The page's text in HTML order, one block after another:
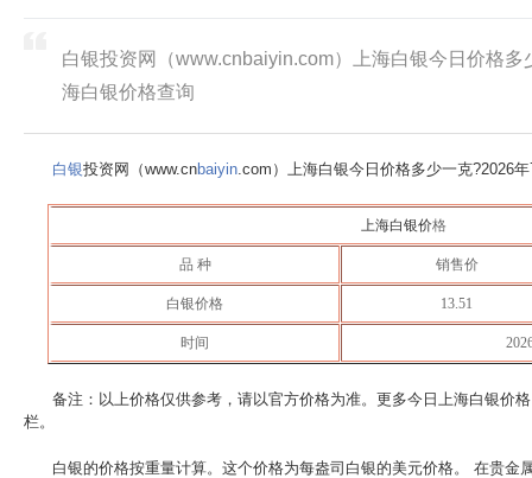
白银投资网（www.cnbaiyin.com）上海白银今日价格
海白银价格查询
白银投资网（www.cnbaiyin.com）上海白银今日价格多少一克?2026
上海白银价格
品 种 销售价
白银价格 13.51
时间
备注：以上价格仅供参考，请以官方价格为准。更多今日上海白银价
栏。
白银的价格按重量计算。这个价格为每盎司白银的美元价格。 在贵金